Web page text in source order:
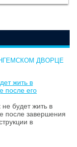
ДВОРЦЕ
жить в
после его
будет жить в
после завершения
в